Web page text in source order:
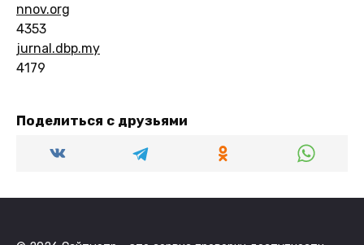
nnov.org
4353
jurnal.dbp.my
4179
Поделиться с друзьями